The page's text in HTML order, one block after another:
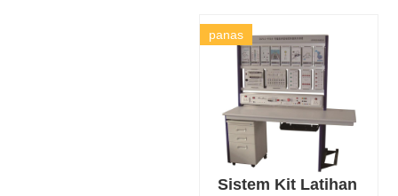
panas
Sistem Kit Latihan